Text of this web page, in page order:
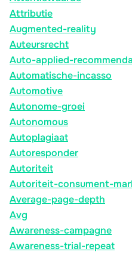
Attributie
Augmented-reality
Auteursrecht
Auto-applied-
Automatische-incasso
Automotive
Autonome-groei
Autonomous
Autoplagiaat
Autoresponder
Autoriteit
Autoriteit-consument-
Average-page-depth
Avg
Awareness-campagne
Awareness-trial-repeat